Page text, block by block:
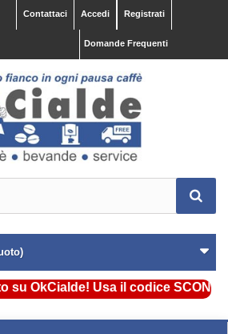
Registrati
Accedi
Contattaci
Domande Frequenti
OkCialde! Usa il codice